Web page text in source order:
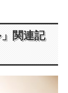
関連記